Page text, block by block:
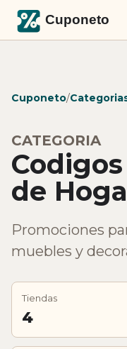
Cuponeto/
CATEGORIA
de
Promociones
muebles y
Tiendas
4